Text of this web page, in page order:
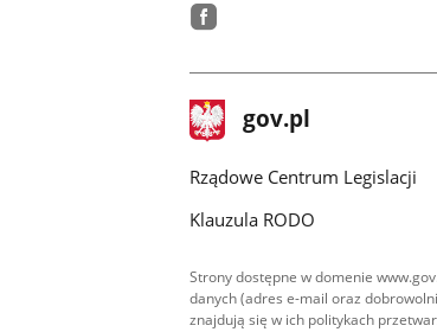
stopka
gov.pl Strona
gov.pl
Rządowe Centrum Legislacji
Klauzula RODO
Strony dostępne w domenie
danych (adres e-mail oraz
znajdują się w ich politykach